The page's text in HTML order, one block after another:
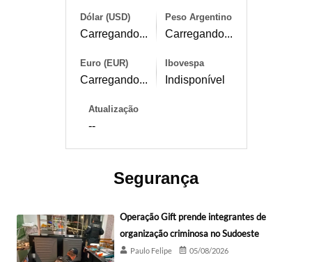
Dólar (USD)
Carregando...
Peso Argentino
Carregando...
Euro (EUR)
Carregando...
Ibovespa
Indisponível
Atualização
--
Segurança
Operação Gift prende integrantes de
organização criminosa no Sudoeste
Paulo Felipe 05/08/2026